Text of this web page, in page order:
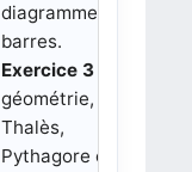
diagramme en
barres.
Exercice 3 :
géométrie,
Thalès,
Pythagore et